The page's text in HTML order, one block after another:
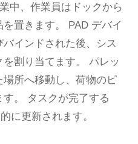
中、作業員はドックから
置きます。 PAD デバイ
インドされた後、シス
割り当てます。 パレッ
場所へ移動し、荷物のピ
。 タスクが完了する
に更新されます。